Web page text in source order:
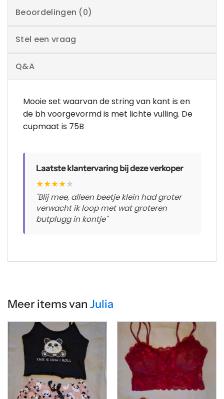
Beoordelingen (0)
Stel een vraag
Q&A
Mooie set waarvan de string van kant is en
de bh voorgevormd is met lichte vulling. De
cupmaat is 75B
Laatste klantervaring bij deze verkoper
★★★★★
"Blij mee, alleen beetje klein had groter
verwacht ik loop met wat groteren
butplugg in kontje"
Meer items van Julia